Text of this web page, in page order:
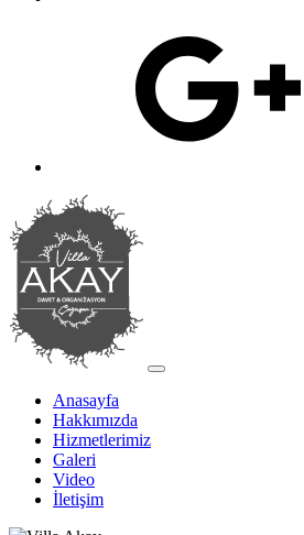
Anasayfa
Hakkımızda
Hizmetlerimiz
Galeri
Video
İletişim